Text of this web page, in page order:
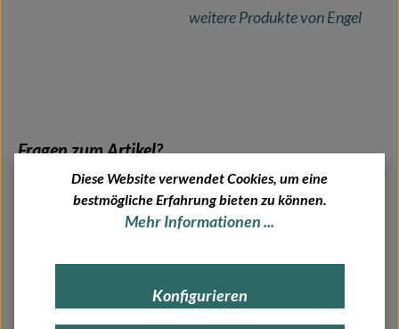
weitere Produkte von Engel
Fragen zum Artikel?
Sie haben Fragen zu diesem Artikel? Wir helfen Ihnen
Diese Website verwendet Cookies, um eine
bestmögliche Erfahrung bieten zu können.
Mehr Informationen ...
Konfigurieren